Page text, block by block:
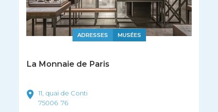
ADRESSES MUSÉES
La Monnaie de Paris
11, quai de Conti
75006 76